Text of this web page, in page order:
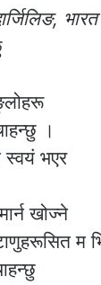
।
भएर
खोज्ने
म